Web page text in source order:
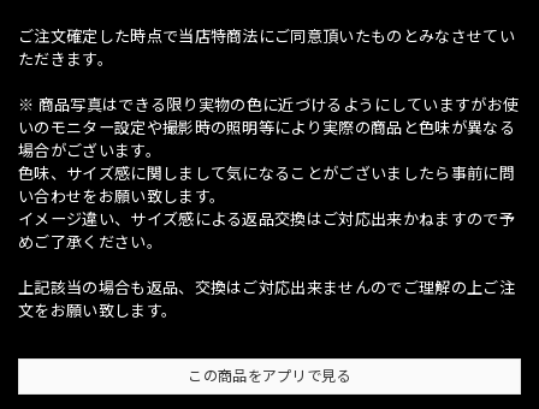
ご注文確定した時点で当店特商法にご同意頂いたものとみなさせてい
ただきます。
※ 商品写真はできる限り実物の色に近づけるようにしていますがお使
いのモニター設定や撮影時の照明等により実際の商品と色味が異なる
場合がございます。
色味、サイズ感に関しまして気になることがございましたら事前に問
い合わせをお願い致します。
イメージ違い、サイズ感による返品交換はご対応出来かねますので予
めご了承ください。
上記該当の場合も返品、交換はご対応出来ませんのでご理解の上ご注
文をお願い致します。
この商品をアプリで見る